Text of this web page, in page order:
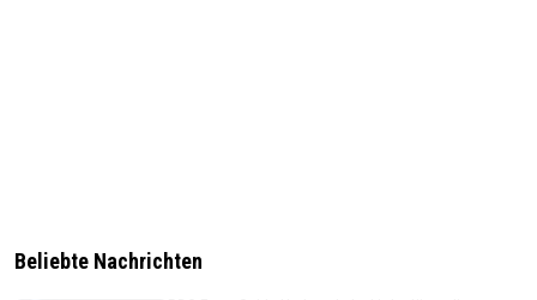
Beliebte Nachrichten